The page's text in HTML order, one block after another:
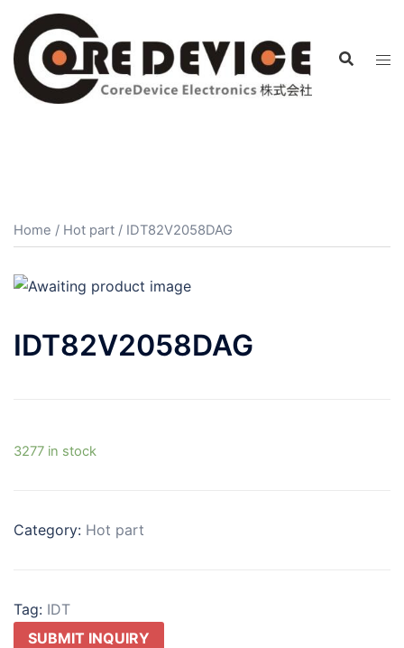
Home / Hot part / IDT82V2058DAG
IDT82V2058DAG
3277 in stock
Category: Hot part
Tag: IDT
SUBMIT INQUIRY